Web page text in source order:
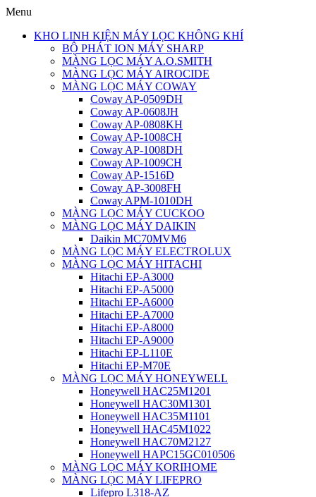
Menu
KHO LINH KIỆN MÁY LỌC KHÔNG KHÍ
BỘ PHÁT ION MÁY SHARP
MÀNG LỌC MÁY A.O.SMITH
MÀNG LỌC MÁY AIROCIDE
MÀNG LỌC MÁY COWAY
Coway AP-0509DH
Coway AP-0608JH
Coway AP-0808KH
Coway AP-1008CH
Coway AP-1008DH
Coway AP-1009CH
Coway AP-1516D
Coway AP-3008FH
Coway APM-1010DH
MÀNG LỌC MÁY CUCKOO
MÀNG LỌC MÁY DAIKIN
Daikin MC70MVM6
MÀNG LỌC MÁY ELECTROLUX
MÀNG LỌC MÁY HITACHI
Hitachi EP-A3000
Hitachi EP-A5000
Hitachi EP-A6000
Hitachi EP-A7000
Hitachi EP-A8000
Hitachi EP-A9000
Hitachi EP-L110E
Hitachi EP-M70E
MÀNG LỌC MÁY HONEYWELL
Honeywell HAC25M1201
Honeywell HAC30M1301
Honeywell HAC35M1101
Honeywell HAC45M1022
Honeywell HAC70M2127
Honeywell HAPC15GC010506
MÀNG LỌC MÁY KORIHOME
MÀNG LỌC MÁY LIFEPRO
Lifepro L318-AZ